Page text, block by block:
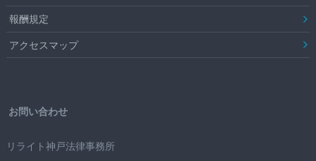
報酬規定
アクセスマップ
お問い合わせ
リライト神戸法律事務所